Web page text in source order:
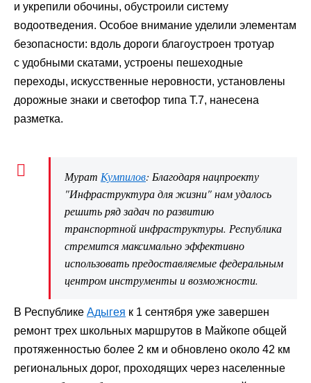
и укрепили обочины, обустроили систему
водоотведения. Особое внимание уделили элементам
безопасности: вдоль дороги благоустроен тротуар
с удобными скатами, устроены пешеходные
переходы, искусственные неровности, установлены
дорожные знаки и светофор типа Т.7, нанесена
разметка.
Мурат Кумпилов: Благодаря нацпроекту
"Инфраструктура для жизни" нам удалось
решить ряд задач по развитию
транспортной инфраструктуры. Республика
стремится максимально эффективно
использовать предоставляемые федеральным
центром инструменты и возможности.
В Республике Адыгея к 1 сентября уже завершен
ремонт трех школьных маршрутов в Майкопе общей
протяженностью более 2 км и обновлено около 42 км
региональных дорог, проходящих через населенные